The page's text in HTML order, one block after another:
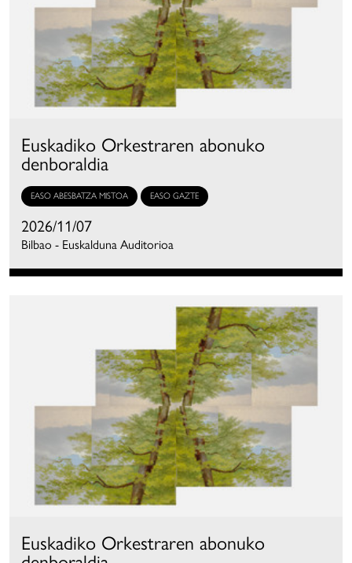
Euskadiko Orkestraren abonuko
denboraldia
EASO ABESBATZA MISTOA EASO GAZTE
2026/11/07
Bilbao - Euskalduna Auditorioa
Euskadiko Orkestraren abonuko